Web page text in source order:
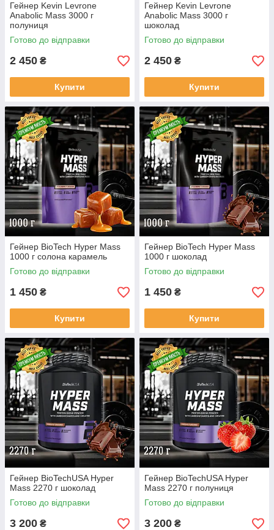
Гейнер Kevin Levrone
Anabolic Mass 3000 г
полуниця
Готово до відправки
2 450 ₴
Купити
Гейнер Kevin Levrone
Anabolic Mass 3000 г
шоколад
Готово до відправки
2 450 ₴
Купити
Гейнер BioTech Hyper Mass
1000 г солона карамель
Готово до відправки
1 450 ₴
Купити
Гейнер BioTech Hyper Mass
1000 г шоколад
Готово до відправки
1 450 ₴
Купити
Гейнер BioTechUSA Hyper
Mass 2270 г шоколад
Готово до відправки
3 200 ₴
Гейнер BioTechUSA Hyper
Mass 2270 г полуниця
Готово до відправки
3 200 ₴